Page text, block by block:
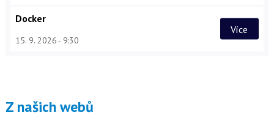
Docker
15. 9. 2026 9:30
Více
Z našich webů